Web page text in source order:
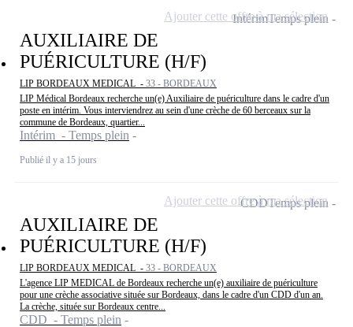
AUXILIAIRE DE
PUÉRICULTURE (H/F)
LIP BORDEAUX MEDICAL - 33 - BORDEAUX
LIP Médical Bordeaux recherche un(e) Auxiliaire de puériculture dans le cadre d'un
poste en intérim. Vous interviendrez au sein d'une crèche de 60 berceaux sur la
commune de Bordeaux, quartier...
Intérim - Temps plein
Publié il y a 15 jours
IntérimTemps plein
Ajouter cette offre à ma sélection
AUXILIAIRE DE
PUÉRICULTURE (H/F)
LIP BORDEAUX MEDICAL - 33 - BORDEAUX
L'agence LIP MEDICAL de Bordeaux recherche un(e) auxiliaire de puériculture
pour une crèche associative située sur Bordeaux, dans le cadre d'un CDD d'un an.
La crèche, située sur Bordeaux centre...
CDD - Temps plein
CDDTemps plein
Ajouter cette offre à ma sélection